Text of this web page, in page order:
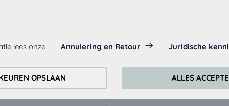
te verbeteren, analyseren wij het gedrag van de
van Google Analytics (deels via de Google Tag
lees onze Annulering en Retour Juridische
OPSLAAN ALLES
handgreep 263,